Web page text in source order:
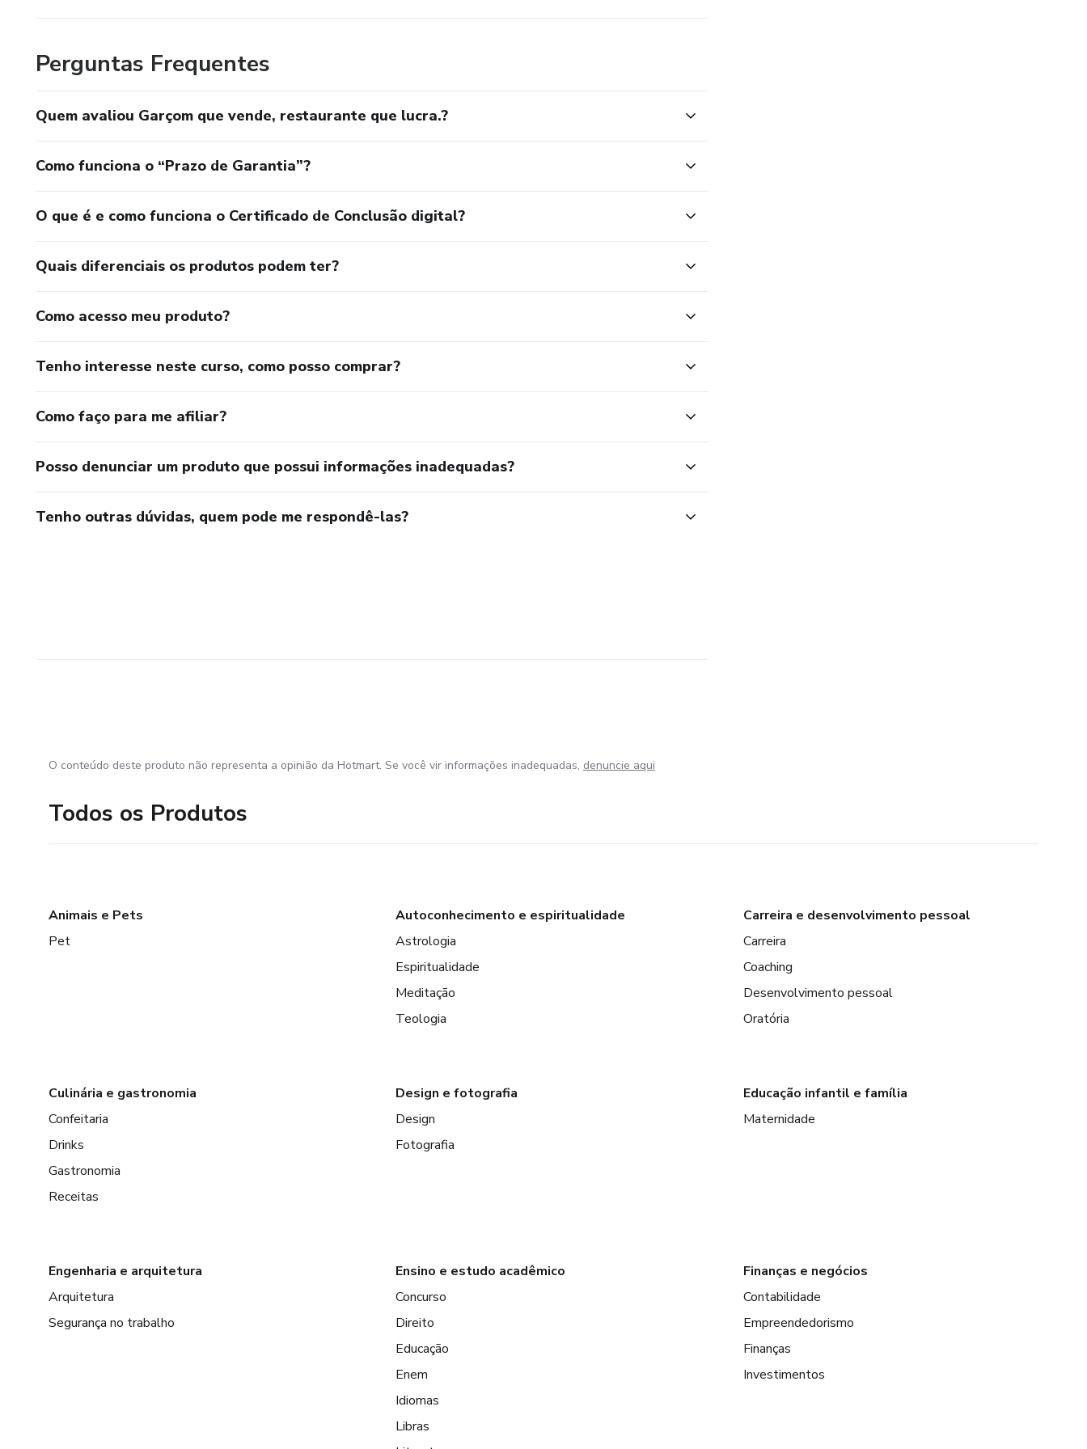
Perguntas Frequentes
Quem avaliou Garçom que vende, restaurante que lucra.?
Como funciona o “Prazo de Garantia”?
O que é e como funciona o Certificado de Conclusão digital?
Quais diferenciais os produtos podem ter?
Como acesso meu produto?
Tenho interesse neste curso, como posso comprar?
Como faço para me afiliar?
Posso denunciar um produto que possui informações inadequadas?
Tenho outras dúvidas, quem pode me respondê-las?
O conteúdo deste produto não representa a opinião da Hotmart. Se você vir informações inadequadas, denuncie aqui
Todos os Produtos
Animais e Pets
Pet
Autoconhecimento e espiritualidade
Astrologia
Espiritualidade
Meditação
Teologia
Carreira e desenvolvimento pessoal
Carreira
Coaching
Desenvolvimento pessoal
Oratória
Culinária e gastronomia
Confeitaria
Drinks
Gastronomia
Receitas
Design e fotografia
Design
Fotografia
Educação infantil e família
Maternidade
Engenharia e arquitetura
Arquitetura
Segurança no trabalho
Ensino e estudo acadêmico
Concurso
Direito
Educação
Enem
Idiomas
Libras
Finanças e negócios
Contabilidade
Empreendedorismo
Finanças
Investimentos